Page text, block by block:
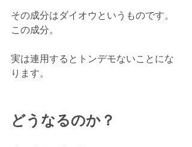
その成分はダイオウというものです。
この成分。
実は連用するとトンデモないことにな
ります。
どうなるのか？